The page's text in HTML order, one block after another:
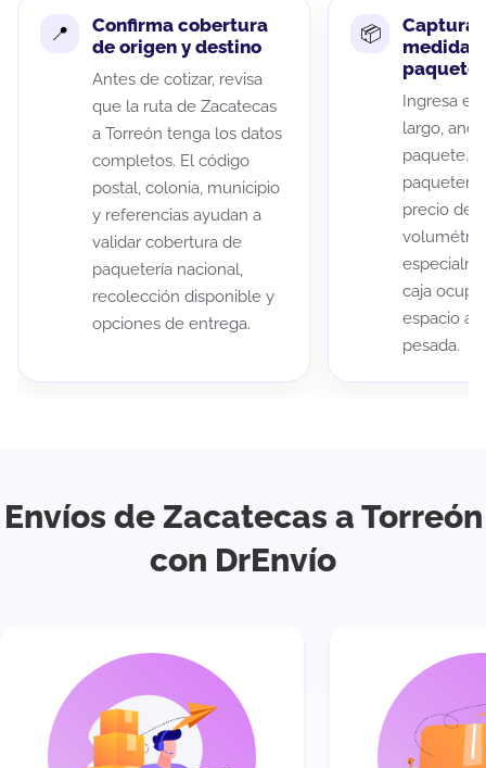
Confirma cobertura
de origen y destino
Antes de cotizar, revisa
que la ruta de Zacatecas
a Torreón tenga los datos
completos. El código
postal, colonia, municipio
y referencias ayudan a
validar cobertura de
paquetería nacional,
recolección disponible y
opciones de entrega.
Captura
medidas
paquete
Ingresa el
largo,
paquete.
precio de
caja
espacio
pesada.
Envíos de Zacatecas a Torreón
con DrEnvío